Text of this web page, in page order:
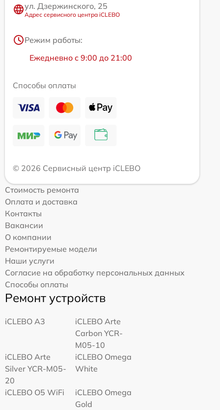
ул. Дзержинского, 25
Адрес сервисного центра iCLEBO
Режим работы:
Ежедневно с 9:00 до 21:00
Способы оплаты
© 2026 Сервисный центр iCLEBO
Стоимость ремонта
Оплата и доставка
Контакты
Вакансии
О компании
Ремонтируемые модели
Наши услуги
Согласие на обработку персональных данных
Способы оплаты
Ремонт устройств
iCLEBO A3
iCLEBO Arte
Carbon YCR-
M05-10
iCLEBO Arte
Silver YCR-M05-
20
iCLEBO Omega
White
iCLEBO O5 WiFi
iCLEBO Omega
Gold